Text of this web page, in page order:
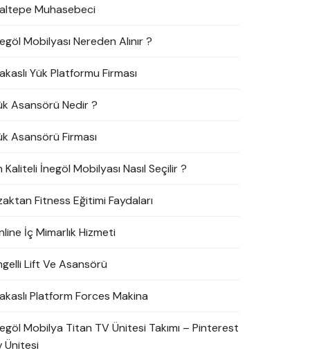
Muhasebeci
Mobilyası Nereden Alınır ?
Yük Platformu Firması
Asansörü Nedir ?
Asansörü Firması
Kaliteli İnegöl Mobilyası Nasıl Seçilir ?
Fitness Eğitimi Faydaları
İç Mimarlık Hizmeti
Lift Ve Asansörü
Platform Forces Makina
Mobilya Titan TV Ünitesi Takımı – Pinterest
Ünitesi